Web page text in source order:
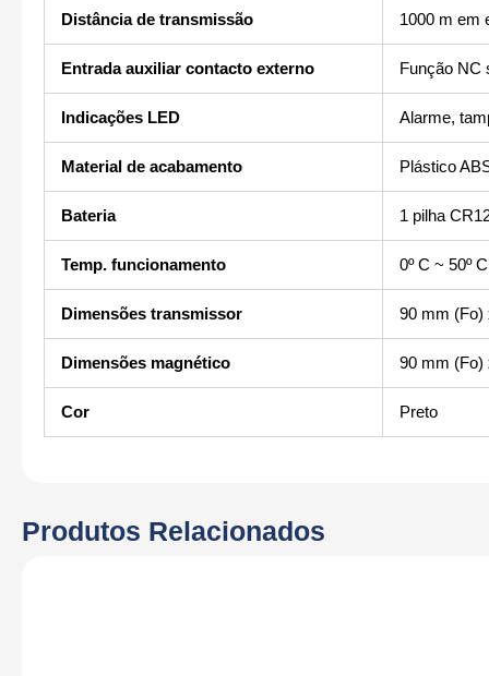
Distância de transmissão 1000 m em
Entrada auxiliar contacto externo Função NC
Indicações LED Alarme,
Material de acabamento Plástico
Bateria 1 pilha
Temp. funcionamento 0º C ~ 50º C
Dimensões transmissor 90 mm
Dimensões magnético 90 mm
Cor Preto
Produtos Relacionados